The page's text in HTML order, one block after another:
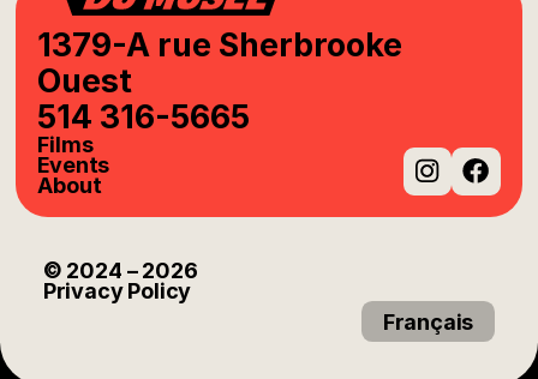
1379-A rue Sherbrooke
Ouest
514 316-5665
Films
Events
About
© 2024 – 2026
Privacy Policy
Français